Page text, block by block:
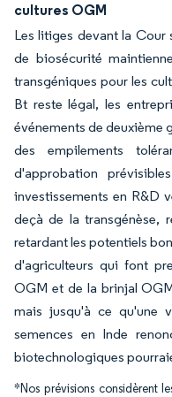
cultures OGM
Les litiges devant la Cour
de biosécurité
transgéniques pour les
Bt reste légal, les
événements de deuxième
des empilements
d'approbation
investissements en R&D
deçà de la transgénèse,
retardant les potentiels
d'agriculteurs qui font
OGM et de la brinjal
mais jusqu'à ce qu'une
semences en Inde
biotechnologiques
*Nos prévisions considèrent